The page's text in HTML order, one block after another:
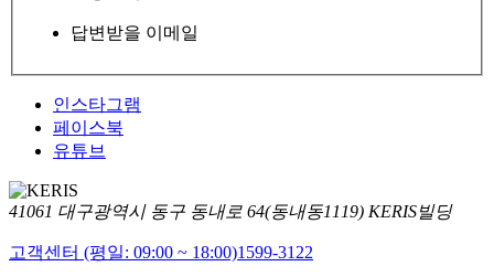
답변받을 이메일
인스타그램
페이스북
유튜브
41061 대구광역시 동구 동내로 64(동내동1119) KERIS빌딩
고객센터 (평일: 09:00 ~ 18:00)1599-3122